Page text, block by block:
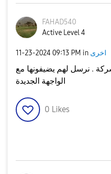
FAHAD540
Active Level 4
‎11-23-2024 09:13 PM in اخرى
. نرسل لهم يضيفونها مع
الواجهة الجديدة
0 Likes